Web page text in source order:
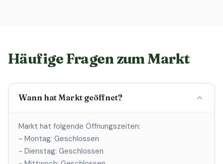
Häufige Fragen zum Markt
Wann hat Markt geöffnet?
Markt hat folgende Öffnungszeiten:
- Montag: Geschlossen
- Dienstag: Geschlossen